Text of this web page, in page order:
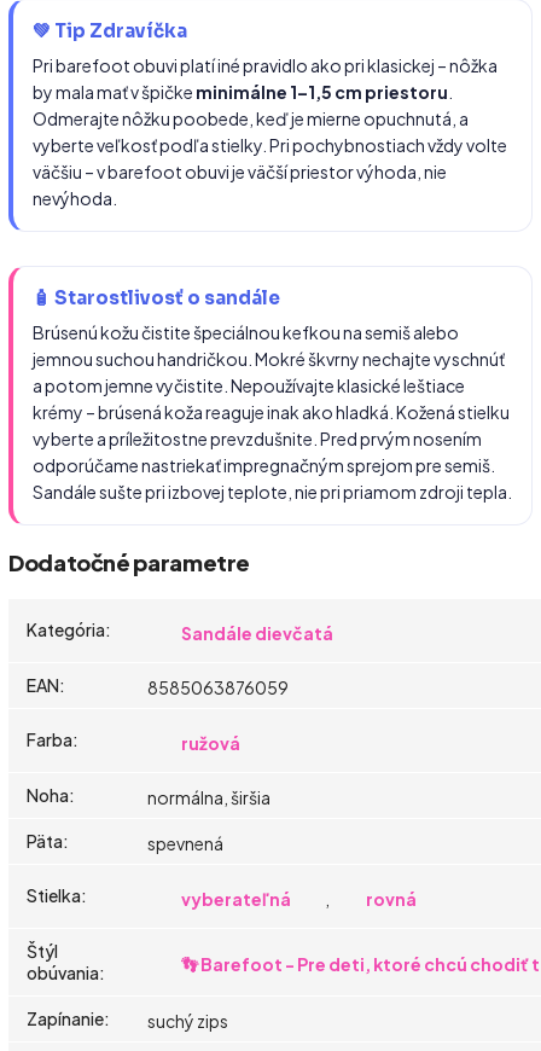
💚 Tip Zdravíčka
Pri barefoot obuvi platí iné pravidlo ako pri klasickej – nôžka
by mala mať v špičke minimálne 1–1,5 cm priestoru
Odmerajte nôžku poobede, keď je mierne opuchnutá, a
vyberte veľkosť podľa stielky. Pri pochybnostiach vždy volte
väčšiu – v barefoot obuvi je väčší priestor výhoda, nie
nevýhoda.
🧴 Starostlivosť o sandále
Brúsenú kožu čistite špeciálnou kefkou na semiš alebo
jemnou suchou handričkou. Mokré škvrny nechajte vyschnúť
a potom jemne vyčistite. Nepoužívajte klasické leštiace
krémy – brúsená koža reaguje inak ako hladká. Kožená stielku
vyberte a príležitostne prevzdušnite. Pred prvým nosením
odporúčame nastriekať impregnačným sprejom pre semiš.
Sandále sušte pri izbovej teplote, nie pri priamom zdroji tepla.
Dodatočné parametre
Kategória: Sandále dievčatá
EAN: 8585063876059
Farba: ružová
Noha:
normálna, širšia
Päta: spevnená
Stielka: vyberateľná rovná
Štýl
obúvania: 👣 Barefoot - Pre deti, ktoré chcú chodiť
Zapínanie:
suchý zips